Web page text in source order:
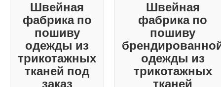
Швейная
фабрика по
пошиву
одежды из
трикотажных
тканей под
заказ
Швейная
фабрика по
пошиву
одежды из
трикотажных
тканей